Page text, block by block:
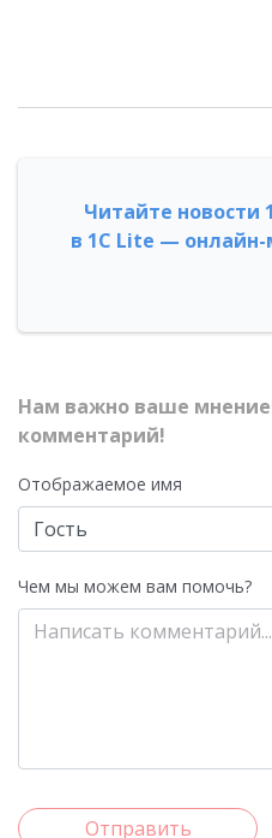
Читайте новости
в 1С Lite —
Нам важно ваше
комментарий!
Отображаемое имя
Чем мы можем вам помочь?
Отправить